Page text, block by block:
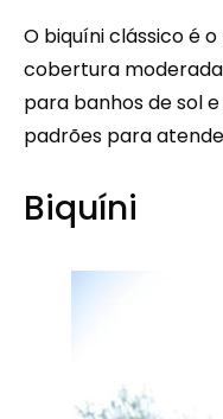
O biquíni clássico é
cobertura
para banhos de sol
padrões para
Biquíni